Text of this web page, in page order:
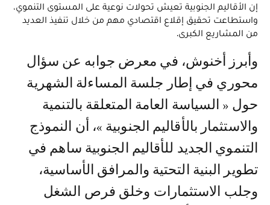
إن الأقاليم الجنوبية تعيش تحولات نوعية على المستوى التنموي،
واستطاعت تحقيق إقلاع اقتصادي مهم من خلال تنفيذ العديد
من المشاريع الكبرى.
وأبرز أخنوش، في معرض جوابه عن سؤال
محوري في إطار جلسة المساءلة الشهرية
حول « السياسة العامة المتعلقة بالتنمية
والاستثمار بالأقاليم الجنوبية »، أن النموذج
التنموي الجديد للأقاليم الجنوبية ساهم في
تطوير البنية التحتية والمرافق الأساسية،
وجلب الاستثمارات وخلق فرص الشغل